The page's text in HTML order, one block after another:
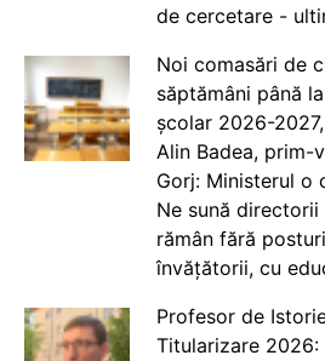
de cercetare -
Noi comasări de
săptămâni până
școlar 2026-
Alin Badea, prim-
Gorj: Ministerul o
Ne sună
rămân fără
învățătorii, cu
Profesor de
Titularizare 2026: